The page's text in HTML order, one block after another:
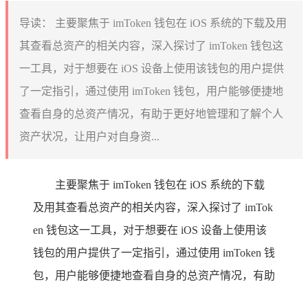
导读：
主要聚焦于 imToken 钱包在 iOS 系统的下载及用
其查看总资产的相关内容，深入探讨了 imToken 钱包这
一工具，对于想要在 iOS 设备上使用该钱包的用户提供
了一定指引，通过使用 imToken 钱包，用户能够便捷地
查看自身的总资产情况，有助于更好地管理和了解个人
资产状况，让用户对自身资...
主要聚焦于 imToken 钱包在 iOS 系统的下载
及用其查看总资产的相关内容，深入探讨了 imTok
en 钱包这一工具，对于想要在 iOS 设备上使用该
钱包的用户提供了一定指引，通过使用 imToken 钱
包，用户能够便捷地查看自身的总资产情况，有助